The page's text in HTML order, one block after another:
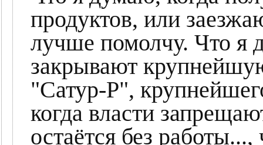
продуктов, или
лучше помолчу. Что я
закрывают
"Сатур-Р",
когда власти
остаётся без